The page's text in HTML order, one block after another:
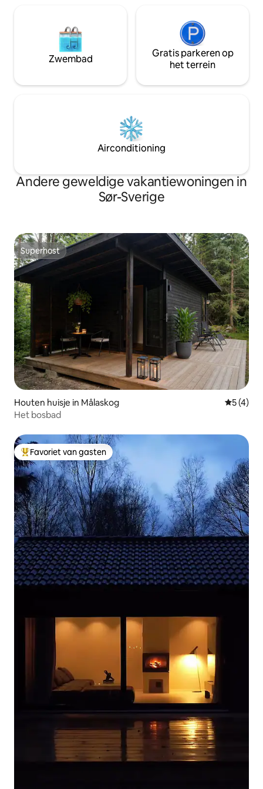
Zwembad
Gratis parkeren op
het terrein
Airconditioning
Andere geweldige vakantiewoningen in
Sør-Sverige
Superhost
Superhost
Houten huisje in Målaskog
5 (4)
Het bosbad
Topfavoriet van gasten
Favoriet van gasten